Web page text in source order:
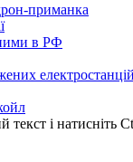
приманка
в РФ
електростанцій
текст і